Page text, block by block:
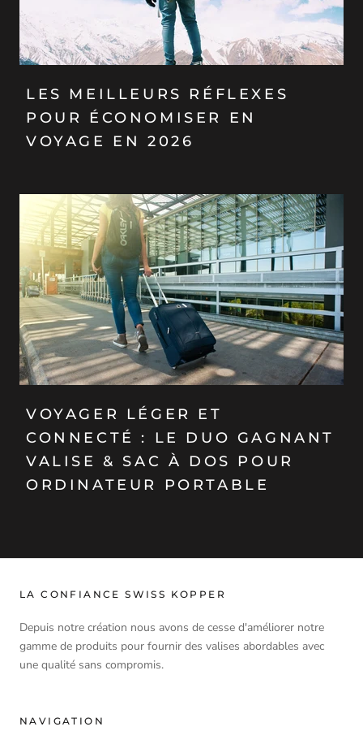
LES MEILLEURS RÉFLEXES
POUR ÉCONOMISER EN
VOYAGE EN 2026
VOYAGER LÉGER ET
CONNECTÉ : LE DUO GAGNANT
VALISE & SAC À DOS POUR
ORDINATEUR PORTABLE
LA CONFIANCE SWISS KOPPER
Depuis notre création nous avons de cesse d'améliorer notre
gamme de produits pour fournir des valises abordables avec
une qualité sans compromis.
NAVIGATION